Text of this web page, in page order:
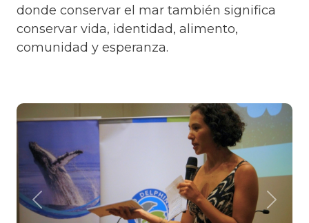
donde conservar el mar también significa
conservar vida, identidad, alimento,
comunidad y esperanza.
Previous Next